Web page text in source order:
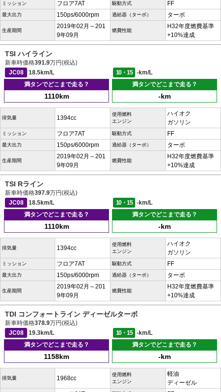
ミッション フロア7AT 駆動方式 FF
最大出力 150ps/6000rpm 過給器（ターボ） ターボ
生産期間
2019年02月～201
9年09月
燃費性能
H32年度燃費基準
+10%達成
TSI ハイライン
新車時価格391.9万円(税込)
JC08
18.5km/L 10・15
-km/L
満タンでどこまで走る？
1110km
満タンでどこまで走る？
-km
排気量 1394cc
使用燃料
エンジン
ハイオク
ガソリン
ミッション フロア7AT 駆動方式 FF
最大出力 150ps/6000rpm 過給器（ターボ） ターボ
生産期間
2019年02月～201
9年09月
燃費性能
H32年度燃費基準
+10%達成
TSI Rライン
新車時価格397.9万円(税込)
JC08
18.5km/L 10・15
-km/L
満タンでどこまで走る？
1110km
満タンでどこまで走る？
-km
排気量 1394cc
使用燃料
エンジン
ハイオク
ガソリン
ミッション フロア7AT 駆動方式 FF
最大出力 150ps/6000rpm 過給器（ターボ） ターボ
生産期間
2019年02月～201
9年09月
燃費性能
H32年度燃費基準
+10%達成
TDI コンフォートライン ディーゼルターボ
新車時価格378.9万円(税込)
JC08
19.3km/L 10・15
-km/L
満タンでどこまで走る？
1158km
満タンでどこまで走る？
-km
排気量 1968cc
使用燃料
エンジン
軽油
ディーゼル